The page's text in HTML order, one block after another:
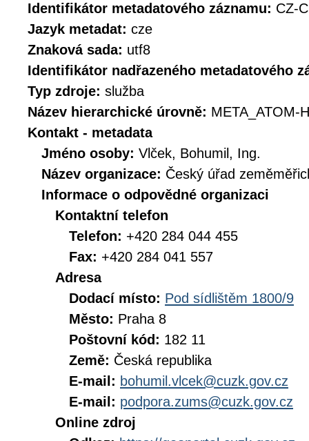
Identifikátor metadatového záznamu: CZ-
Jazyk metadat: cze
Znaková sada: utf8
Identifikátor nadřazeného metadatového
Typ zdroje: služba
Název hierarchické úrovně: META_ATOM-
Kontakt - metadata
Jméno osoby: Vlček, Bohumil, Ing.
Název organizace: Český úřad
Informace o odpovědné organizaci
Kontaktní telefon
Telefon: +420 284 044 455
Fax: +420 284 041 557
Adresa
Dodací místo: Pod sídlištěm 1800/9
Město: Praha 8
Poštovní kód: 182 11
Země: Česká republika
E-mail: bohumil.vlcek@cuzk.gov.cz
E-mail: podpora.zums@cuzk.gov.cz
Online zdroj